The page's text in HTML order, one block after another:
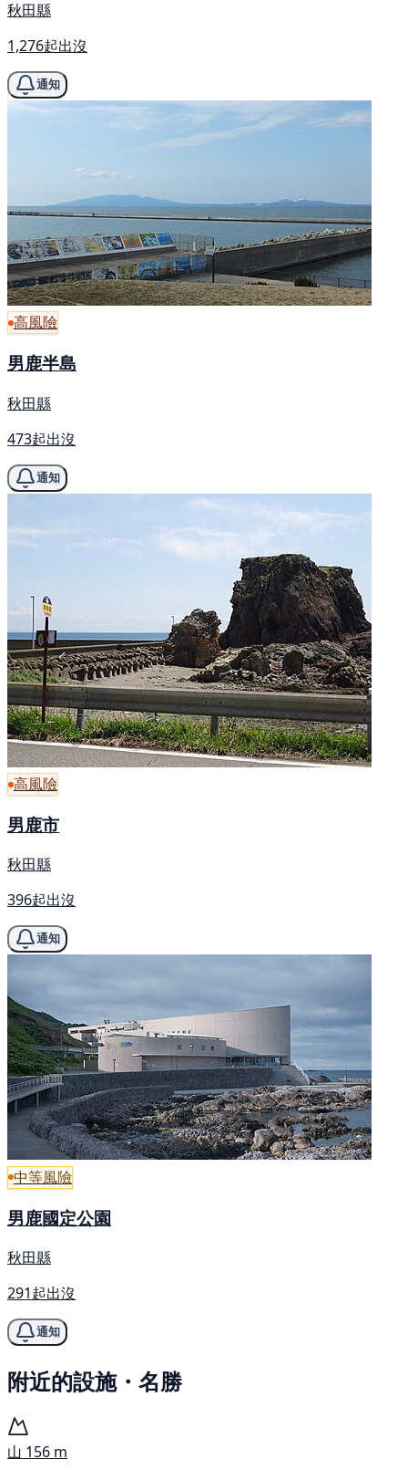
秋田縣
1,276起出沒
通知
高風險
男鹿半島
秋田縣
473起出沒
通知
高風險
男鹿市
秋田縣
396起出沒
通知
中等風險
男鹿國定公園
秋田縣
291起出沒
通知
附近的設施・名勝
山 156 m